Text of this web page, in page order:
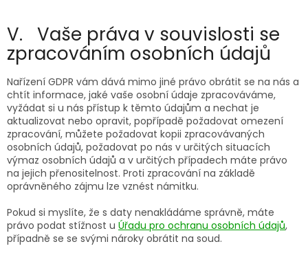
V. Vaše práva v souvislosti se
zpracováním osobních údajů
Nařízení GDPR vám dává mimo jiné právo obrátit se na nás a
chtít informace, jaké vaše osobní údaje zpracováváme,
vyžádat si u nás přístup k těmto údajům a nechat je
aktualizovat nebo opravit, popřípadě požadovat omezení
zpracování, můžete požadovat kopii zpracovávaných
osobních údajů, požadovat po nás v určitých situacích
výmaz osobních údajů a v určitých případech máte právo
na jejich přenositelnost. Proti zpracování na základě
oprávněného zájmu lze vznést námitku.
Pokud si myslíte, že s daty nenakládáme správně, máte
právo podat stížnost u Úřadu pro ochranu osobních údajů,
případně se se svými nároky obrátit na soud.